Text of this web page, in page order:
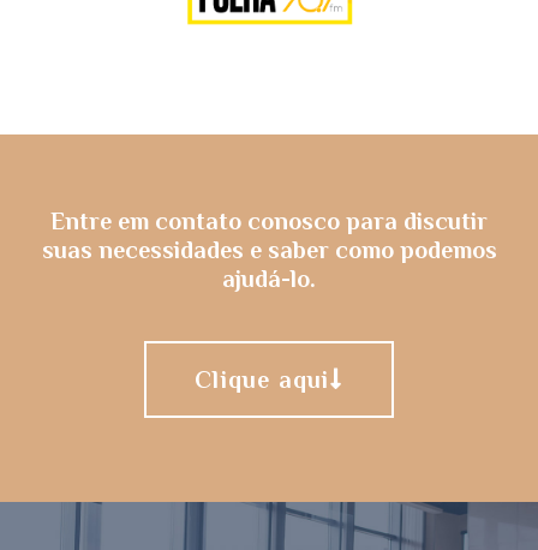
Entre em contato conosco para discutir
suas necessidades e saber como podemos
ajudá-lo.
Clique aqui